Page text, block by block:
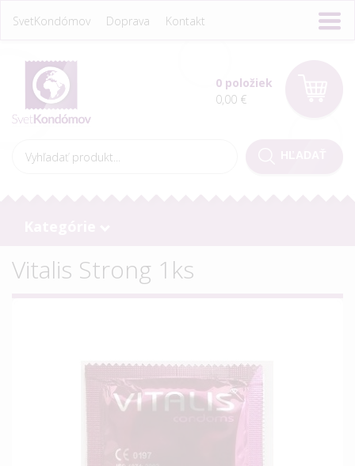
SvetKondómov Doprava Kontakt
0 položiek
0,00 €
Vitalis Strong 1ks